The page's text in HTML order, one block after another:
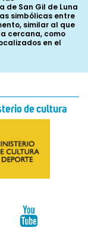
de cultura